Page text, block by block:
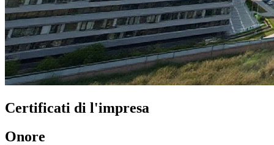
Certificati di l'impresa
Onore